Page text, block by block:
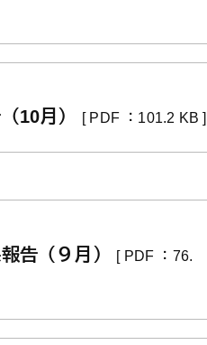
10月） [ PDF ：101.2 KB ]
告（９月）
[ PDF ：76.